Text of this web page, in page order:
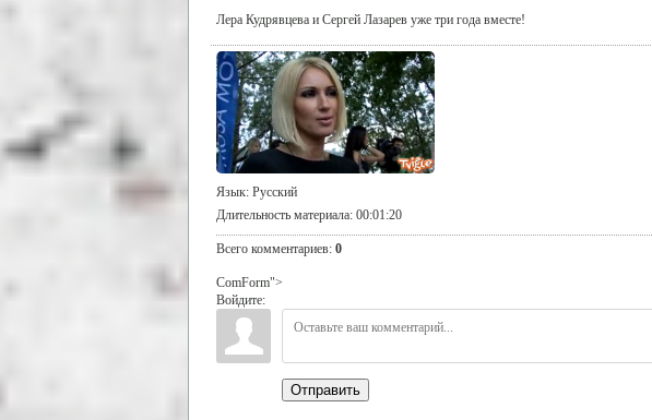
Лера Кудрявцева и Сергей Лазарев уже три года вместе!
Язык: Русский
Длительность материала: 00:01:20
Всего комментариев: 0
ComForm">
Войдите:
Отправить